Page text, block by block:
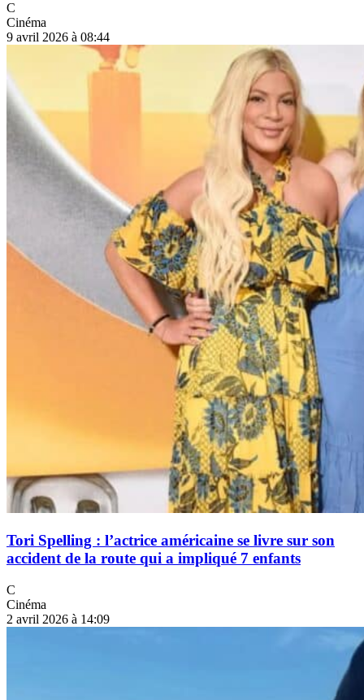
C
Cinéma
9 avril 2026 à 08:44
Tori Spelling : l’actrice américaine se livre sur son
accident de la route qui a impliqué 7 enfants
C
Cinéma
2 avril 2026 à 14:09